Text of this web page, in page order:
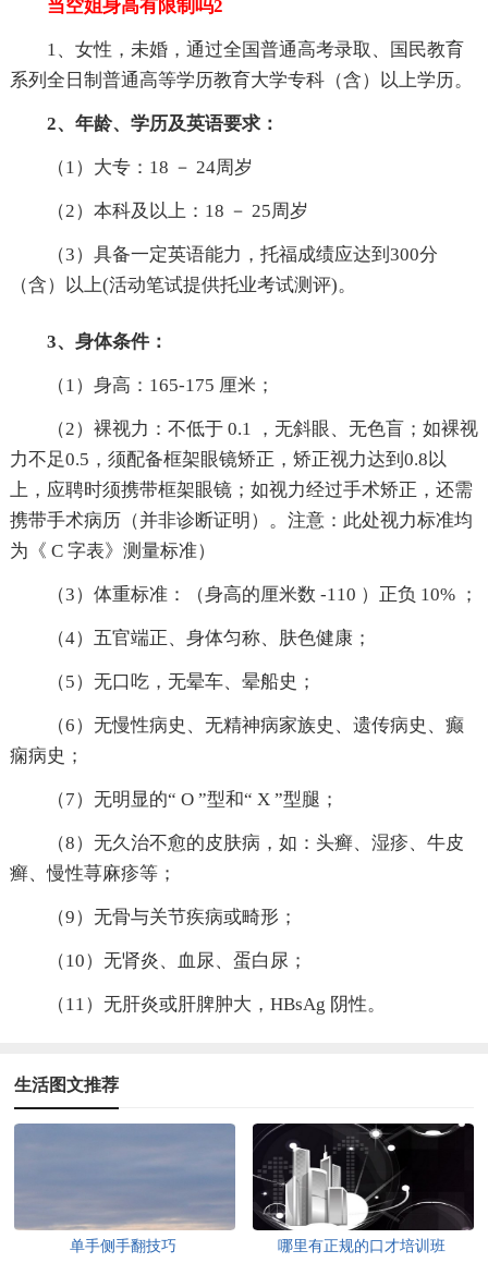
当空姐身高有限制吗2
1、女性，未婚，通过全国普通高考录取、国民教育
系列全日制普通高等学历教育大学专科（含）以上学历。
2、年龄、学历及英语要求：
（1）大专：18 － 24周岁
（2）本科及以上：18 － 25周岁
（3）具备一定英语能力，托福成绩应达到300分
（含）以上(活动笔试提供托业考试测评)。
3、身体条件：
（1）身高：165-175 厘米；
（2）裸视力：不低于 0.1 ，无斜眼、无色盲；如裸视
力不足0.5，须配备框架眼镜矫正，矫正视力达到0.8以
上，应聘时须携带框架眼镜；如视力经过手术矫正，还需
携带手术病历（并非诊断证明）。注意：此处视力标准均
为《 C 字表》测量标准）
（3）体重标准：（身高的厘米数 -110 ）正负 10% ；
（4）五官端正、身体匀称、肤色健康；
（5）无口吃，无晕车、晕船史；
（6）无慢性病史、无精神病家族史、遗传病史、癫
痫病史；
（7）无明显的“ O ”型和“ X ”型腿；
（8）无久治不愈的皮肤病，如：头癣、湿疹、牛皮
癣、慢性荨麻疹等；
（9）无骨与关节疾病或畸形；
（10）无肾炎、血尿、蛋白尿；
（11）无肝炎或肝脾肿大，HBsAg 阴性。
生活图文推荐
单手侧手翻技巧 哪里有正规的口才培训班